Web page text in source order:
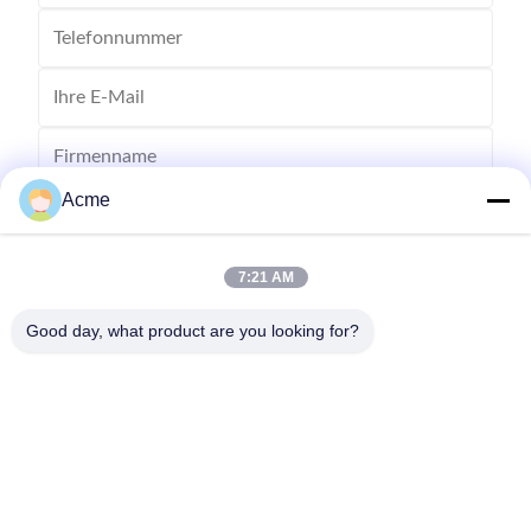
Acme
7:21 AM
Good day, what product are you looking for?